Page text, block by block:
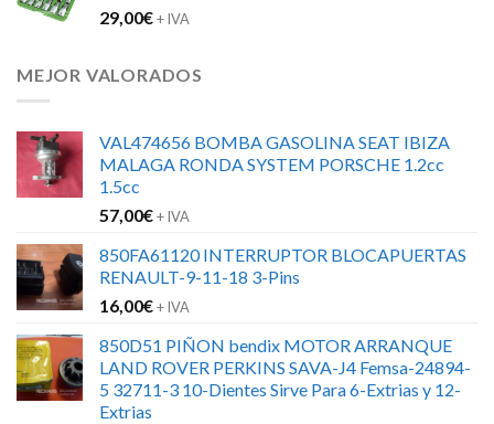
29,00€+ IVA
MEJOR VALORADOS
VAL474656 BOMBA GASOLINA SEAT IBIZA
MALAGA RONDA SYSTEM PORSCHE 1.2cc
1.5cc
57,00€+ IVA
850FA61120 INTERRUPTOR BLOCAPUERTAS
RENAULT-9-11-18 3-Pins
16,00€+ IVA
850D51 PIÑON bendix MOTOR ARRANQUE
LAND ROVER PERKINS SAVA-J4 Femsa-24894-
5 32711-3 10-Dientes Sirve Para 6-Extrias y 12-
Extrias